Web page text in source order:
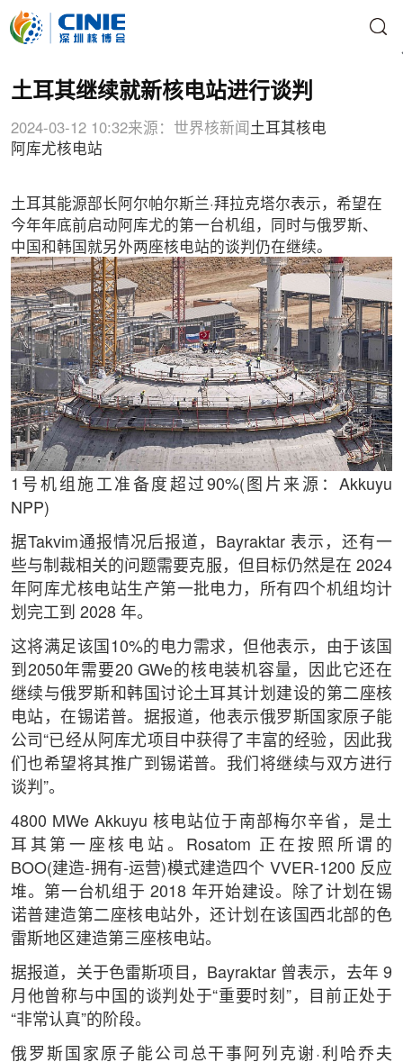
土耳其继续就新核电站进行谈判
2024-03-12 10:32来源：世界核新闻 土耳其核电
阿库尤核电站
土耳其能源部长阿尔帕尔斯兰·拜拉克塔尔表示，希望在
今年年底前启动阿库尤的第一台机组，同时与俄罗斯、
中国和韩国就另外两座核电站的谈判仍在继续。
1号机组施工准备度超过90%(图片来源：Akkuyu
NPP)
据Takvim通报情况后报道，Bayraktar 表示，还有一
些与制裁相关的问题需要克服，但目标仍然是在 2024
年阿库尤核电站生产第一批电力，所有四个机组均计
划完工到 2028 年。
这将满足该国10%的电力需求，但他表示，由于该国
到2050年需要20 GWe的核电装机容量，因此它还在
继续与俄罗斯和韩国讨论土耳其计划建设的第二座核
电站，在锡诺普。据报道，他表示俄罗斯国家原子能
公司“已经从阿库尤项目中获得了丰富的经验，因此我
们也希望将其推广到锡诺普。我们将继续与双方进行
谈判”。
4800 MWe Akkuyu 核电站位于南部梅尔辛省，是土
耳其第一座核电站。Rosatom 正在按照所谓的
BOO(建造-拥有-运营)模式建造四个 VVER-1200 反应
堆。第一台机组于 2018 年开始建设。除了计划在锡
诺普建造第二座核电站外，还计划在该国西北部的色
雷斯地区建造第三座核电站。
据报道，关于色雷斯项目，Bayraktar 曾表示，去年 9
月他曾称与中国的谈判处于“重要时刻”，目前正处于
“非常认真”的阶段。
俄罗斯国家原子能公司总干事阿列克谢·利哈乔夫